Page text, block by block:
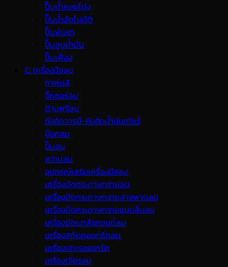
ปั๊มน้ำหอยโข่ง
ปั๊มน้ำอัตโนมัติ
ปั๊มพ่นยา
ปั๊มสูบน้ำมัน
ปั๊มเฟือง
C. เครื่องมือลม
กาพ่นสี
จิ๊กซอร์ลม
ด้ามฟรีลม
ถังอัดจารบี-ถังอัดน้ำมันเกียร์
บ๊อกลม
ปั๊มลม
สว่านลม
อุปกรณ์เสริมเครื่องมือลม
เครื่องขัดกระดาษทรายลม
เครื่องขัดกระดาษทรายสายพานลม
เครื่องขัดกระดาษทรายแบบสั่นลม
เครื่องขัดเงาสีรถยนต์ลม
เครื่องสกัดคอนกรีตลม
เครื่องเจาะรอยอาร์ค
เครื่องเจียรลม